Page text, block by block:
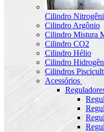
Cilindro
Cilindro Argônio
Cilindro Mistura
Cilindro CO2
Cilindro Hélio
Cilindro
Cilindros
Acessórios